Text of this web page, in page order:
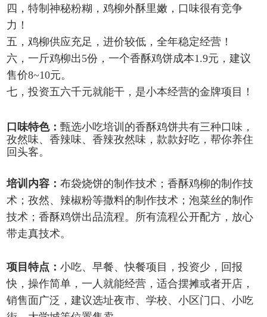
四，特制神秘粉糊，鸡柳外酥里嫩，口味很有竞争
力！
五， 鸡柳供应充足，进价较低，全年稳定经营！
六，一斤鸡柳出5份，一个香酥鸡饼成本1.9元，建议
售价8~10元。
七，投资五六千元就能干，是小本经营的金牌项目！
口味特色：甄选小吃培训的香酥鸡饼共有三种口味，
孜然味、香辣味、香辣孜然味，款款好吃，帮你养住
回头客。
培训内容：布袋烧饼的制作技术；香酥鸡柳的制作技
术；孜然、辣椒粉等撒料的制作技术；泡菜丝的制作
技术；香酥鸡饼出品流程。所有流程公开配方，放心
带走真技术。
项目特点：小吃、早餐、快餐项目，投资少，回报
快，操作简单，一人就能经营，适合摆摊或者开店，
销售面广泛，建议选址夜市、学校、小区门口、小吃